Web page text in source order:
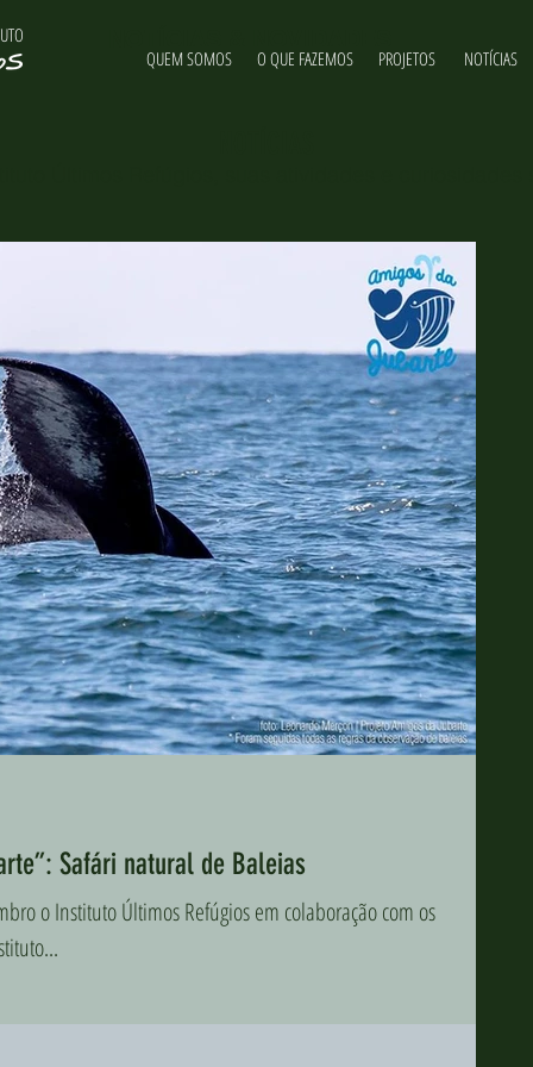
Safári natural de Baleias
o Instituto Últimos Refúgios em colaboração com os
QUEM SOMOS
O QUE FAZEMOS PROJETOS NOTÍCIAS